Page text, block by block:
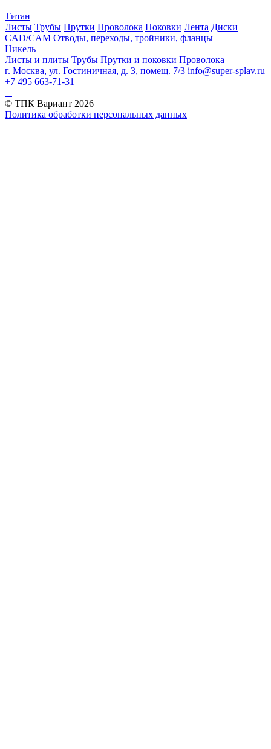
Титан
Листы Трубы Прутки Проволока Поковки Лента Диски
CAD/CAM Отводы, переходы, тройники, фланцы
Никель
Листы и плиты Трубы Прутки и поковки Проволока
г. Москва, ул. Гостиничная, д. 3, помещ. 7/3 info@super-splav.ru
+7 495 663-71-31
© ТПК Вариант 2026
Политика обработки персональных данных